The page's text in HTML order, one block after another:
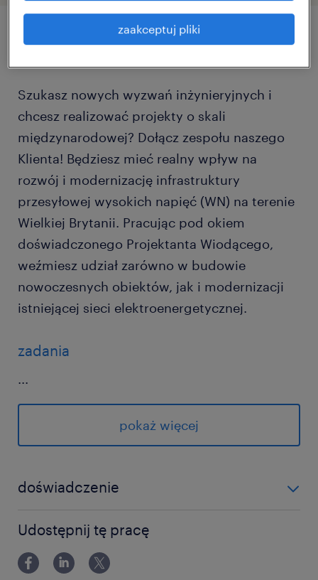
szczegóły oferty
Szukasz nowych wyzwań inżynieryjnych i
chcesz realizować projekty o skali
międzynarodowej? Dołącz zespołu naszego
Klienta! Będziesz mieć realny wpływ na
rozwój i modernizację infrastruktury
przesyłowej wysokich napięć (WN) na terenie
Wielkiej Brytanii. Pracując pod okiem
doświadczonego Projektanta Wiodącego,
weźmiesz udział zarówno w budowie
nowoczesnych obiektów, jak i modernizacji
istniejącej sieci elektroenergetycznej.
zadania
...
opracowywanie rysunków technicznych,
schematów montażowych, zestawień
oraz opisów dla stacji
napięciu
brytyjskich norm technicznych oraz
indywidualnych wytycznych klienta
pokaż więcej
doświadczenie
Udostępnij tę pracę
zaakceptuj pliki